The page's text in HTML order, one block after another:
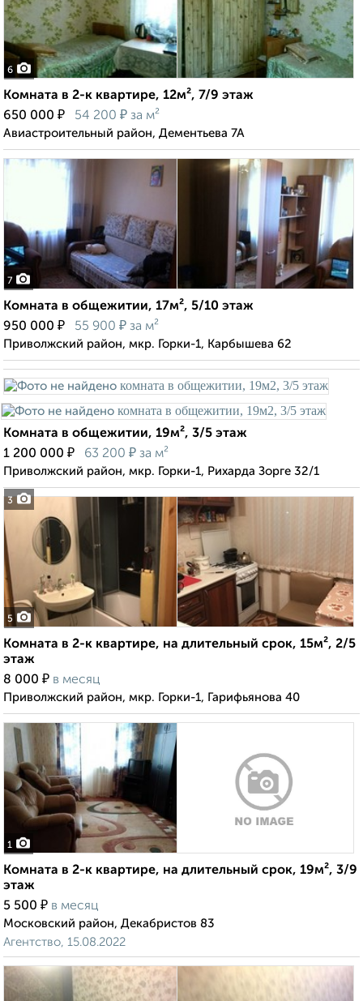
6
Комната в 2-к квартире, 12м², 7/9 этаж
650 000 ₽ 54 200 ₽ за м²
Авиастроительный район, Дементьева 7А
7
Комната в общежитии, 17м², 5/10 этаж
950 000 ₽ 55 900 ₽ за м²
Приволжский район, мкр. Горки-1, Карбышева 62
3
Комната в общежитии, 19м², 3/5 этаж
1 200 000 ₽ 63 200 ₽ за м²
Приволжский район, мкр. Горки-1, Рихарда Зорге 32/1
5
Комната в 2-к квартире, на длительный срок, 15м², 2/5
этаж
8 000 ₽ в месяц
Приволжский район, мкр. Горки-1, Гарифьянова 40
1
Комната в 2-к квартире, на длительный срок, 19м², 3/9
этаж
5 500 ₽ в месяц
Московский район, Декабристов 83
Агентство, 15.08.2022